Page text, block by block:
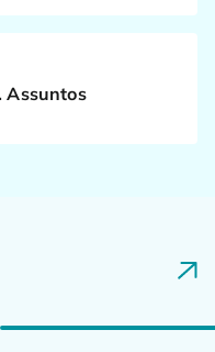
Assuntos